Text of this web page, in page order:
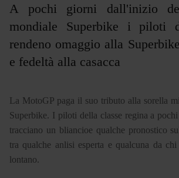
A pochi giorni dall'inizio
mondiale Superbike i piloti
rendeno omaggio alla
e fedeltà alla casacca
La MotoGP paga il suo tributo alla sorella
Superbike. I piloti della classe regina a
tracciano un bliancioe qualche pronostico
tra qualche anlisi esperta e qualcuna da
lontano.